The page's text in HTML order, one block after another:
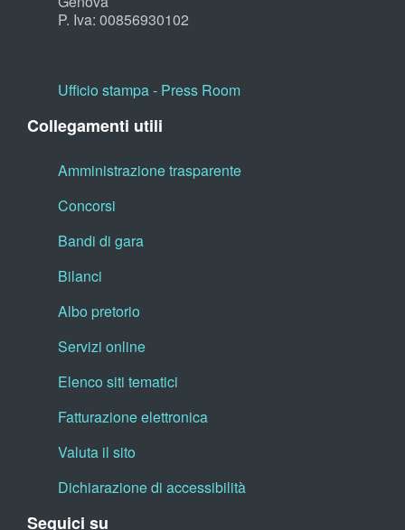
P. Iva: 00856930102
Ufficio stampa - Press Room
Collegamenti utili
Amministrazione trasparente
Concorsi
Bandi di gara
Bilanci
Albo pretorio
Servizi online
Elenco siti tematici
Fatturazione elettronica
Valuta il sito
Dichiarazione di accessibilità
Seguici su